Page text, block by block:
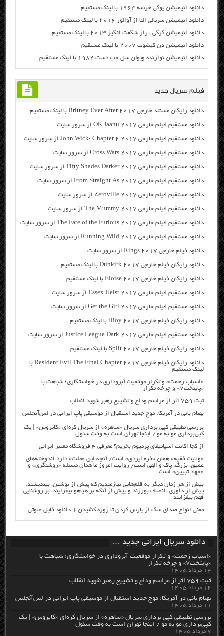
دانلود انیمیشن یوگی خرسه ۱۹۶۴ با لینک مستقیم
دانلود انیمیشن سریالی النا از آوالور ۲۰۱۶ با لینک مستقیم
دانلود انیمیشن گرگی ، راز شگفت انگیز ۲۰۱۳ با لینک مستقیم
دانلود انیمیشن دن کیشوت ۲۰۰۷ با لینک مستقیم
دانلود انیمیشن نوازنده ویولن سل چپ دست ۱۹۸۲ با لینک مستقیم
فیلم سریال جدید
دانلود رایگان مسنتد خارجی Britney Ever After 2017 با لینک مستقیم
دانلود مستقیم فیلم خارجی OK Jaanu 2017 از سرور سایت
دانلود مستقیم فیلم خارجی John Wick: Chapter 2 2017 از سرور سایت
دانلود مستقیم فیلم خارجی Cross Wars 2017 از سرور سایت
دانلود مستقیم فیلم خارجی Fifty Shades Darker 2017 از سرور سایت
دانلود مستقیم فیلم خارجی From Straight As 2017 از سرور سایت
دانلود مستقیم فیلم خارجی Zeroville 2017 از سرور سایت
دانلود مستقیم فیلم خارجی The Mummy 2017 از سرور سایت
دانلود مستقیم فیلم خارجی The Fate of the Furious 2017 از سرور سایت
دانلود مستقیم فیلم خارجی Running Wild 2017 از سرور سایت
دانلود فیلم خارجی Rings 2017 از سرور سایت
دانلود رایگان فیلم خارجی Dunkirk 2017 با لینک مستقیم
دانلود رایگان فیلم خارجی Eloise 2017 با لینک مستقیم
دانلود مستقیم فیلم خارجی Essex Heist 2017 از سرور سایت
دانلود مستقیم فیلم خارجی Get the Girl 2017 از سرور سایت
دانلود رایگان فیلم خارجی iBoy 2017 با لینک مستقیم
دانلود مستقیم فیلم خارجی Justice League Dark 2017 از سرور سایت
دانلود رایگان فیلم خارجی Split 2017 با لینک مستقیم
دانلود رایگان فیلم خارجی Resident Evil The Final Chapter 2017 با
لینک مستقیم
«اسباب زحمت» و تکرار موقعیت آبروداری در خواستگاری؛ شباهت با
«پایتخت۷» و چرخه تکرار
ثبت ۷۵۹ اثر از مراسم وداع و تشییع رهبر شهید انقلاب
بهنام بانی در آمریکا: موج جدید استقبال از موسیقی پاپ ایرانی در لس‌آنجلس
بررسی تطبیقی کپی برداری سریال «ساهره» از سریال کره‌ای «کایروس» | یک
کپی‌برداری مو به مو / اینجا تهران است به وقت سئول
از کجا اکانت اسپاتیفای پرمیوم بخریم؟ معرفی ۴ فروشگاه معتبر ایرانی
«ولایت فقیه» همان «فره ایزدی» است/ آنچه این «ملت» دارد اندوخته‌های
عمیق، بزرگ، پاک و الهی است/ روایت امروز ما همان مسئله «روشنگری» و
«جهاد تبیین» است
بیش از هر زمان دیگر به قلم‌هایی نیازمندیم که پیش از نوشتن، بیندیشند؛
پیش از داوری، انصاف بورزند و پیش از آنکه بر هیاهو بیفزایند، بر روشنایی
فهم بیفزایند
معنی انواع صدای سگ از پارس کردن تا زوزه کشیدن + دانلود فایل صوتی
دانلود سریال ایرانی جدید …
«اسباب زحمت» و تکرار موقعیت آبروداری در خواستگاری؛ شباهت با
«پایتخت۷» و چرخه تکرار
۱۴ مرداد ۱۴۰۵
ثبت ۷۵۹ اثر از مراسم وداع و تشییع رهبر شهید انقلاب
۱۲ مرداد ۱۴۰۵
بهنام بانی در آمریکا: موج جدید استقبال از موسیقی پاپ ایرانی در لس‌آنجلس
۱۱ مرداد ۱۴۰۵
بررسی تطبیقی کپی برداری سریال «ساهره» از سریال کره‌ای «کایروس» | یک
کپی‌برداری مو به مو / اینجا تهران است به وقت سئول
۷ مرداد ۱۴۰۵